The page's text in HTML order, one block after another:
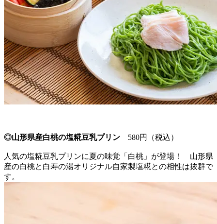
◎山形県産白桃の塩糀豆乳プリン 580円（税込）
人気の塩糀豆乳プリンに夏の味覚「白桃」が登場！ 山形県
産の白桃と白寿の湯オリジナル自家製塩糀との相性は抜群で
す。